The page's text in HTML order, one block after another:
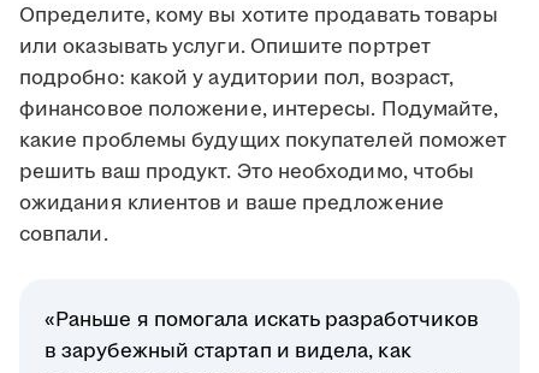
Определите, кому вы хотите продавать товары
или оказывать услуги. Опишите портрет
подробно: какой у аудитории пол, возраст,
финансовое положение, интересы. Подумайте,
какие проблемы будущих покупателей поможет
решить ваш продукт. Это необходимо, чтобы
ожидания клиентов и ваше предложение
совпали.
«Раньше я помогала искать разработчиков
в зарубежный стартап и видела, как